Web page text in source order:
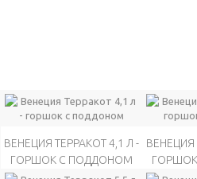
ВЕНЕЦИЯ ТЕРРАКОТ 4,1 Л -
ГОРШОК С ПОДДОНОМ
ВЕНЕЦИЯ